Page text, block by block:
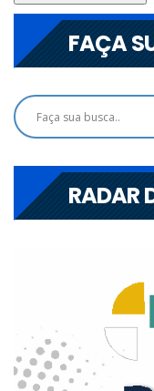
FAÇA
RADAR